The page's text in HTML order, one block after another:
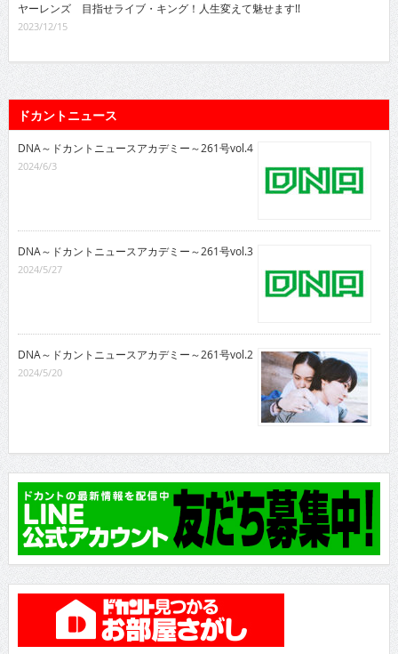
ヤーレンズ 目指せライブ・キング！人生変えて魅せます!!
2023/12/15
ドカントニュース
DNA～ドカントニュースアカデミー～261号vol.4
2024/6/3
DNA～ドカントニュースアカデミー～261号vol.3
2024/5/27
DNA～ドカントニュースアカデミー～261号vol.2
2024/5/20